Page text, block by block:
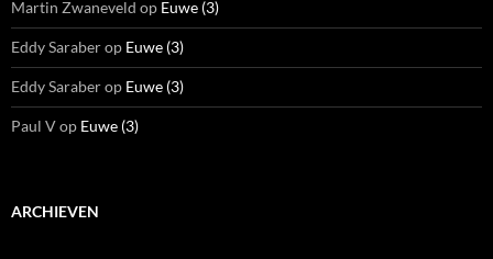
Martin Zwaneveld op Euwe (3)
Eddy Saraberop Euwe (3)
Eddy Saraberop Euwe (3)
Paul Vop Euwe (3)
ARCHIEVEN